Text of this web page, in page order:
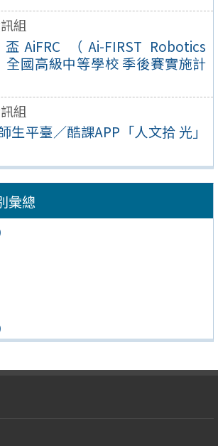
組
AiFRC （Ai-FIRST Robotics
國高級中等學校 季後賽實施計
組
生平臺／酷課APP「人文拾 光」
彙總